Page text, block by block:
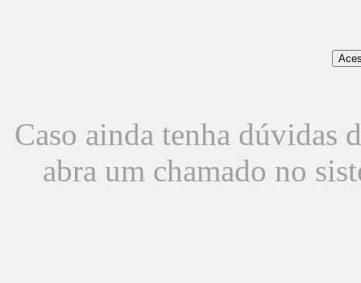
Caso ainda tenha dúvidas
abra um chamado no